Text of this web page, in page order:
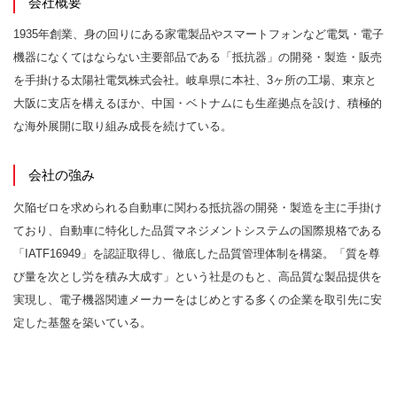
1935年創業、身の回りにある家電製品やスマートフォンなど電気・電子
機器になくてはならない主要部品である「抵抗器」の開発・製造・販売
を手掛ける太陽社電気株式会社。岐阜県に本社、3ヶ所の工場、東京と
大阪に支店を構えるほか、中国・ベトナムにも生産拠点を設け、積極的
な海外展開に取り組み成長を続けている。
会社の強み
欠陥ゼロを求められる自動車に関わる抵抗器の開発・製造を主に手掛け
ており、自動車に特化した品質マネジメントシステムの国際規格である
「IATF16949」を認証取得し、徹底した品質管理体制を構築。「質を尊
び量を次とし労を積み大成す」という社是のもと、高品質な製品提供を
実現し、電子機器関連メーカーをはじめとする多くの企業を取引先に安
定した基盤を築いている。